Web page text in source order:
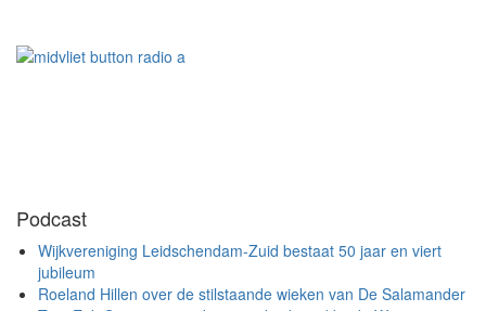
Podcast
Wijkvereniging Leidschendam-Zuid bestaat 50 jaar en viert
jubileum
Roeland Hillen over de stilstaande wieken van De Salamander